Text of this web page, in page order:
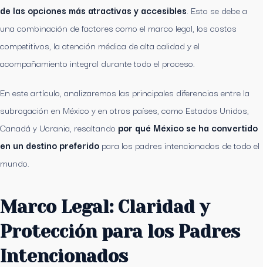
de las opciones más atractivas y accesibles. Esto se debe a
una combinación de factores como el marco legal, los costos
competitivos, la atención médica de alta calidad y el
acompañamiento integral durante todo el proceso.
En este artículo, analizaremos las principales diferencias entre la
subrogación en México y en otros países, como Estados Unidos,
Canadá y Ucrania, resaltando por qué México se ha convertido
en un destino preferido para los padres intencionados de todo el
mundo.
Marco Legal: Claridad y
Protección para los Padres
Intencionados